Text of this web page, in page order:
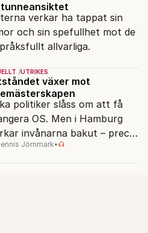
verkar ha tappat sin
och sin spefullhet mot de
allvarliga.
UTRIKES
växer mot
politiker slåss om att få
OS. Men i Hamburg
invånarna bakut – precis
de gjort tidigare i Paris,
Jörnmark•